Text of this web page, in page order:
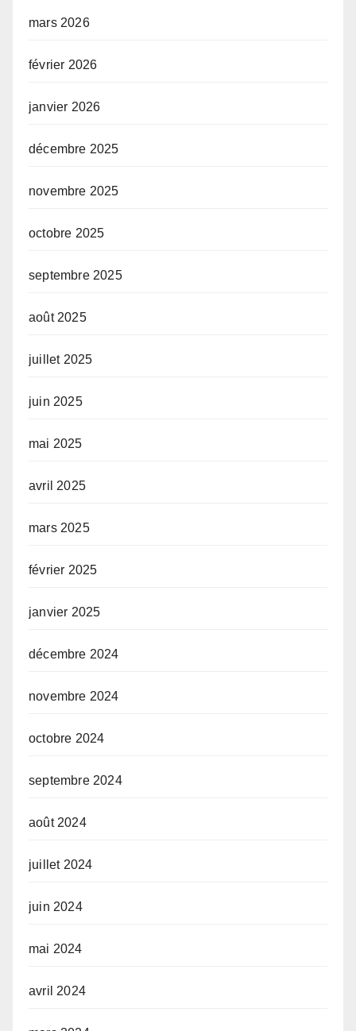
mars 2026
février 2026
janvier 2026
décembre 2025
novembre 2025
octobre 2025
septembre 2025
août 2025
juillet 2025
juin 2025
mai 2025
avril 2025
mars 2025
février 2025
janvier 2025
décembre 2024
novembre 2024
octobre 2024
septembre 2024
août 2024
juillet 2024
juin 2024
mai 2024
avril 2024